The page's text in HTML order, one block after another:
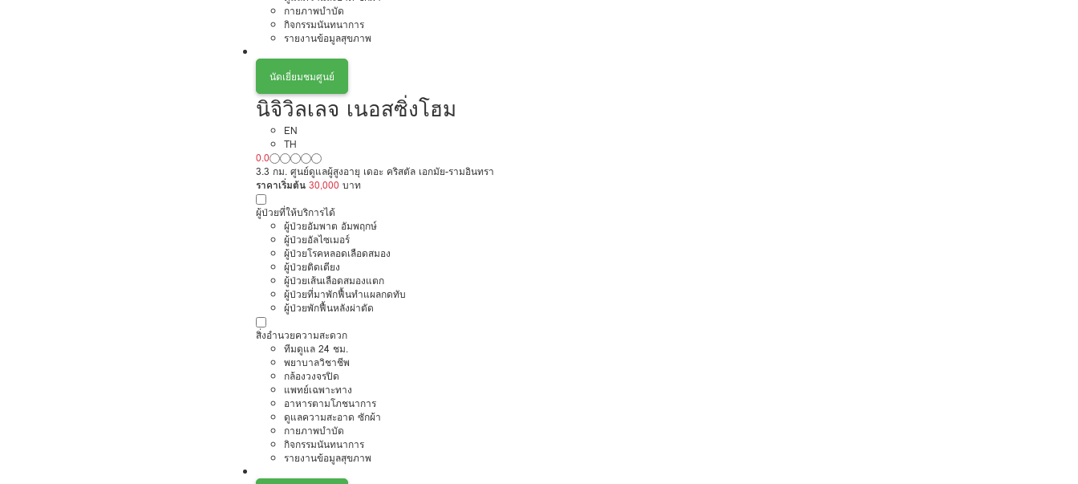
กายภาพบำบัด
กิจกรรมนันทนาการ
รายงานข้อมูลสุขภาพ
นัดเยี่ยมชมศูนย์
นิจิวิลเลจ เนอสซิ่งโฮม
EN
TH
0.0
3.3 กม. ศูนย์ดูแลผู้สูงอายุ เดอะ คริสตัล เอกมัย-รามอินทรา
ราคาเริ่มต้น 30,000 บาท
ผู้ป่วยที่ให้บริการได้
ผู้ป่วยอัมพาต อัมพฤกษ์
ผู้ป่วยอัลไซเมอร์
ผู้ป่วยโรคหลอดเลือดสมอง
ผู้ป่วยติดเตียง
ผู้ป่วยเส้นเลือดสมองแตก
ผู้ป่วยที่มาพักฟื้นทำแผลกดทับ
ผู้ป่วยพักฟื้นหลังผ่าตัด
สิ่งอำนวยความสะดวก
ทีมดูแล 24 ชม.
พยาบาลวิชาชีพ
กล้องวงจรปิด
แพทย์เฉพาะทาง
อาหารตามโภชนาการ
ดูแลความสะอาด ซักผ้า
กายภาพบำบัด
กิจกรรมนันทนาการ
รายงานข้อมูลสุขภาพ